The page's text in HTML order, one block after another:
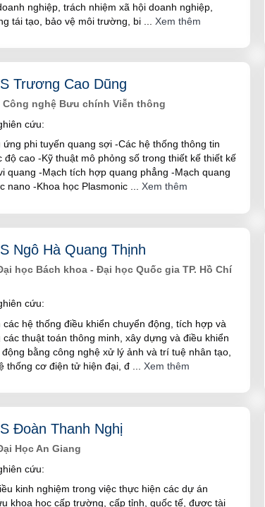
nghiệp, trách nhiệm xã hội doanh nghiệp,
tái tạo, bảo vệ môi trường, bi
Xem thêm
Trương Cao Dũng
Công nghệ Bưu chính Viễn thông
cứu:
ứng phi tuyến quang sợi -Các hệ thống thông tin
độ cao -Kỹ thuật mô phỏng số trong thiết kế thiết kế
quang -Mạch tích hợp quang phẳng -Mạch quang
nano -Khoa học Plasmonic
Xem thêm
Ngô Hà Quang Thịnh
học Bách khoa - Đại học Quốc gia TP. Hồ Chí
cứu:
các hệ thống điều khiển chuyển động, tích hợp và
các thuật toán thông minh, xây dựng và điều khiển
bằng công nghệ xử lý ảnh và trí tuệ nhân tạo,
thống cơ điện tử hiện đại, đ
Xem thêm
Đoàn Thanh Nghị
Học An Giang
cứu:
kinh nghiệm trong việc thực hiện các dự án
khoa học cấp trường, cấp tỉnh, quốc tế, được tài